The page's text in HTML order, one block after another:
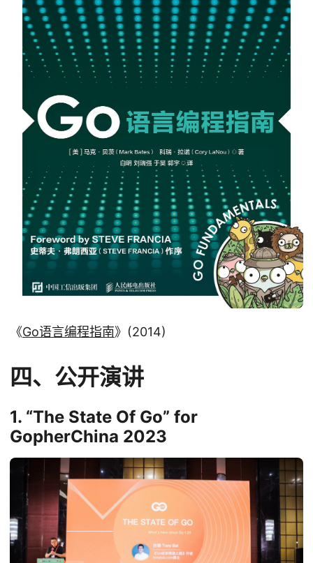
《Go语言编程指南》(2014)
四、公开演讲
1. “The State Of Go” for
GopherChina 2023